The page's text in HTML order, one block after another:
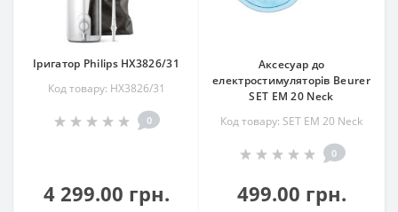
Іригатор Philips HX3826/31
Код товару: HX3826/31
0
4 299.00 грн.
Аксесуар до
електростимуляторів Beurer
SET EM 20 Neck
Код товару: SET EM 20 Neck
0
499.00 грн.